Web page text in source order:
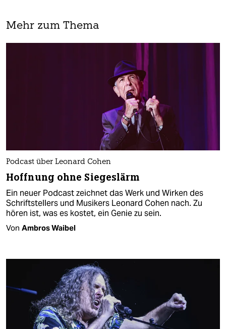
Mehr zum Thema
Podcast über Leonard Cohen
Hoffnung ohne Siegeslärm
Ein neuer Podcast zeichnet das Werk und Wirken des
Schriftstellers und Musikers Leonard Cohen nach. Zu
hören ist, was es kostet, ein Genie zu sein.
Von Ambros Waibel